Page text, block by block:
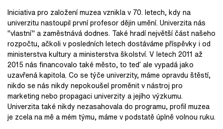
Iniciativa pro založení muzea vznikla v 70. letech, kdy na
univerzitu nastoupil první profesor dějin umění. Univerzita nás
"vlastní" a zaměstnává dodnes. Také hradí největší část našeho
rozpočtu, ačkoli v posledních letech dostáváme příspěvky i od
ministerstva kultury a ministerstva školství. V letech 2011 až
2015 nás financovalo také město, to teď ale vypadá jako
uzavřená kapitola. Co se týče univerzity, máme opravdu štěstí,
nikdo se nás nikdy nepokoušel proměnit v nástroj pro
marketing nebo propagaci univerzity a jejího výzkumu.
Univerzita také nikdy nezasahovala do programu, profil muzea
je zcela na mě a mém týmu, máme v podstatě úplně volnou ruku.